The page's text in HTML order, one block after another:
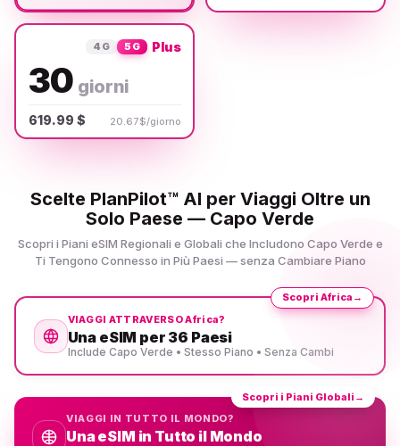
4G 5G Plus
30 giorni
619.99 $ 20.67$/giorno
Scelte PlanPilot™ AI per Viaggi Oltre un
Solo Paese — Capo Verde
Scopri i Piani eSIM Regionali e Globali che Includono Capo Verde e
Ti Tengono Connesso in Più Paesi — senza Cambiare Piano
VIAGGI ATTRAVERSO Africa?
Una eSIM per 36 Paesi
Include Capo Verde • Stesso Piano • Senza Cambi
Scopri Africa →
VIAGGI IN TUTTO IL MONDO?
Una eSIM in Tutto il Mondo
Scopri i Piani Globali →